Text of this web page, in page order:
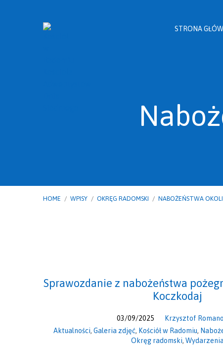
STRONA
HOME / WPISY / OKRĘG RADOMSKI / NABOŻEŃSTWA
Okolicznościowe
Sprawozdanie z nabożeństwa
Koczkodaj
03/09/2025
Krzysztof
Aktualności, Galeria zdjęć, Kościół w Radomiu,
Okręg radomski, Wydarzenia